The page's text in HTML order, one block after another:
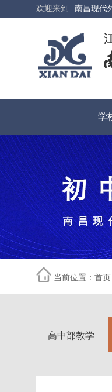
欢迎来到 南昌现代
学
当前位置： 首页
高中部教学